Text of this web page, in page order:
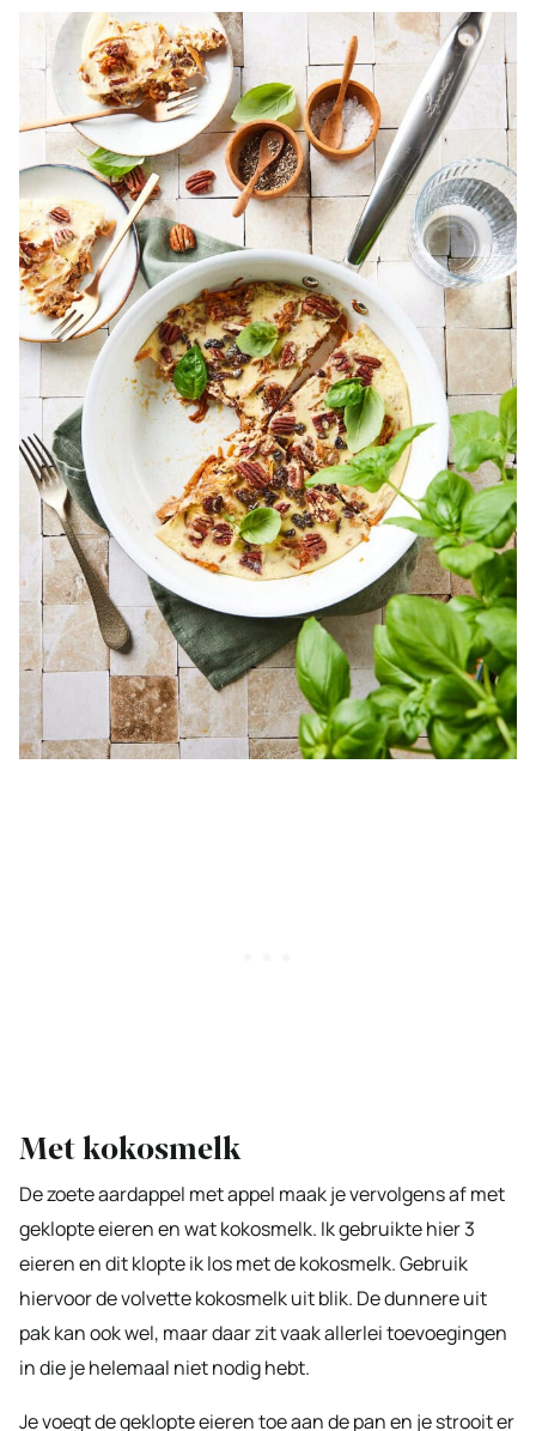
Met kokosmelk
De zoete aardappel met appel maak je vervolgens af met
geklopte eieren en wat kokosmelk. Ik gebruikte hier 3
eieren en dit klopte ik los met de kokosmelk. Gebruik
hiervoor de volvette kokosmelk uit blik. De dunnere uit
pak kan ook wel, maar daar zit vaak allerlei toevoegingen
in die je helemaal niet nodig hebt.
Je voegt de geklopte eieren toe aan de pan en je strooit er